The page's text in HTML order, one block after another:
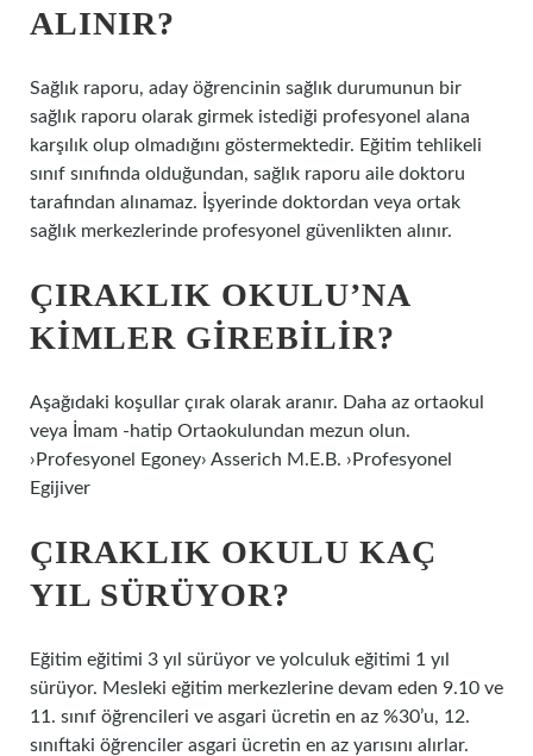
ALINIR?
Sağlık raporu, aday öğrencinin sağlık durumunun bir
sağlık raporu olarak girmek istediği profesyonel alana
karşılık olup olmadığını göstermektedir. Eğitim tehlikeli
sınıf sınıfında olduğundan, sağlık raporu aile doktoru
tarafından alınamaz. İşyerinde doktordan veya ortak
sağlık merkezlerinde profesyonel güvenlikten alınır.
ÇIRAKLIK OKULU’NA
KIMLER GIREBILIR?
Aşağıdaki koşullar çırak olarak aranır. Daha az ortaokul
veya İmam -hatip Ortaokulundan mezun olun.
›Profesyonel Egoney› Asserich M.E.B. ›Profesyonel
Egijiver
ÇIRAKLIK OKULU KAÇ
YIL SÜRÜYOR?
Eğitim eğitimi 3 yıl sürüyor ve yolculuk eğitimi 1 yıl
sürüyor. Mesleki eğitim merkezlerine devam eden 9.10 ve
11. sınıf öğrencileri ve asgari ücretin en az %30’u, 12.
sınıftaki öğrenciler asgari ücretin en az yarısını alırlar.